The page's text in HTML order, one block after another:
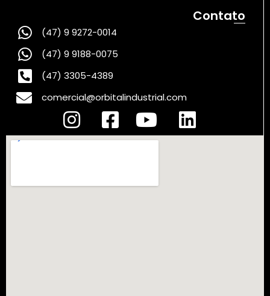
Contato
(47) 9 9272-0014
(47) 9 9188-0075
(47) 3305-4389
comercial@orbitalindustrial.com